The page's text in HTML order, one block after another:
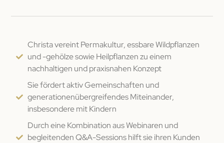
Christa vereint Permakultur, essbare Wildpflanzen
und -gehölze sowie Heilpflanzen zu einem
nachhaltigen und praxisnahen Konzept
Sie fördert aktiv Gemeinschaften und
generationenübergreifendes Miteinander,
insbesondere mit Kindern
Durch eine Kombination aus Webinaren und
begleitenden Q&A-Sessions hilft sie ihren Kunden